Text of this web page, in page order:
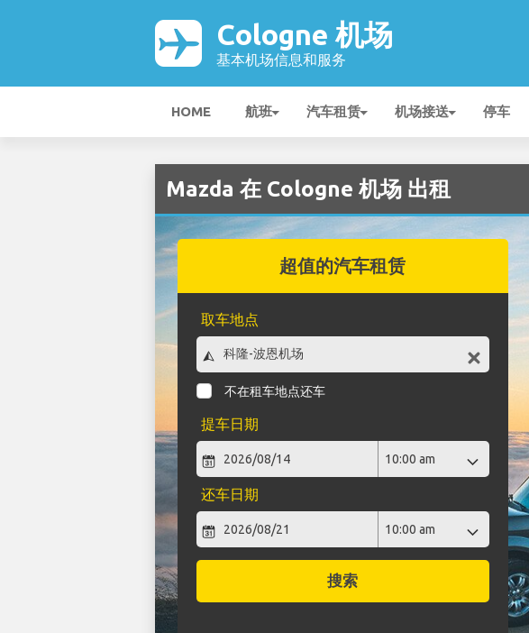
Cologne 机场
基本机场信息和服务
HOME 航班 汽车租赁 机场接送 停车
Mazda 在 Cologne 机场 出租
超值的汽车租赁
取车地点
不在租车地点还车
提车日期
还车日期
搜索